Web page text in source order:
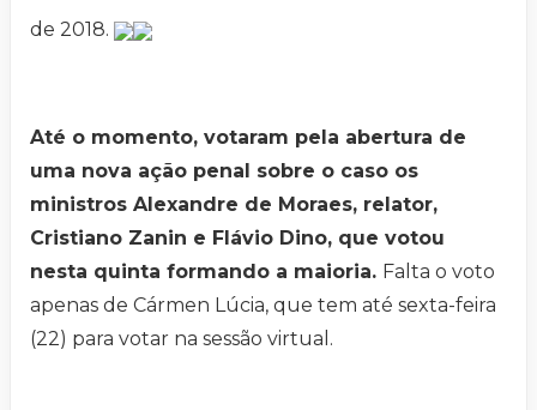
de 2018.
Até o momento, votaram pela abertura de
uma nova ação penal sobre o caso os
ministros Alexandre de Moraes, relator,
Cristiano Zanin e Flávio Dino, que votou
nesta quinta formando a maioria. Falta o voto
apenas de Cármen Lúcia, que tem até sexta-feira
(22) para votar na sessão virtual.